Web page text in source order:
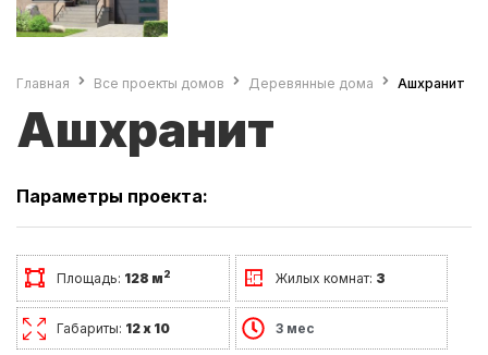
Главная Все проекты домов Деревянные дома Ашхранит
Ашхранит
Параметры проекта:
Площадь: 128 м2 Жилых комнат: 3
Габариты: 12 х 10 3 мес